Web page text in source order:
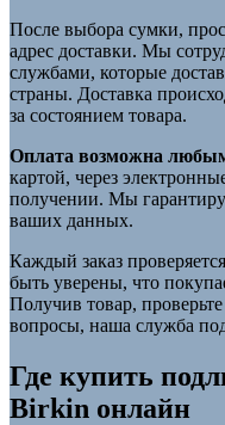
После выбора сумки,
адрес доставки. Мы
службами, которые
страны. Доставка
за состоянием товара.
Оплата возможна
картой, через
получении. Мы
ваших данных.
Каждый заказ
быть уверены, что
Получив товар,
вопросы, наша служба
Где купить
Birkin онлайн